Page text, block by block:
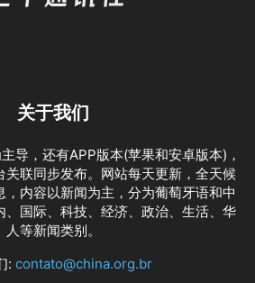
关于我们
导，还有APP版本(苹果和安卓版本)，
关联同步发布。网站每天更新，全天候
内容以新闻为主，分为葡萄牙语和中
、国际、科技、经济、政治、生活、华
人等新闻类别。
: contato@china.org.br